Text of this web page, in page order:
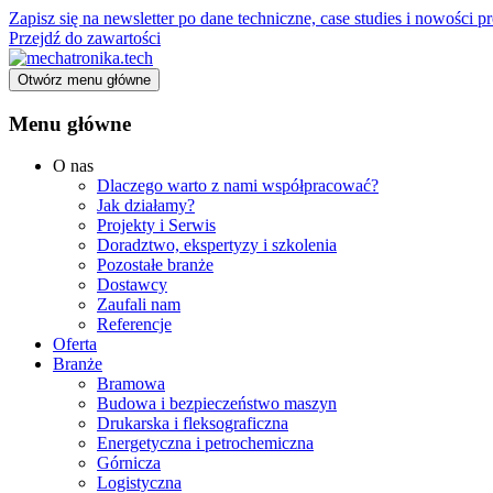
Zapisz się na newsletter po dane techniczne, case studies i nowości
Przejdź do zawartości
Otwórz menu główne
Menu główne
O nas
Dlaczego warto z nami współpracować?
Jak działamy?
Projekty i Serwis
Doradztwo, ekspertyzy i szkolenia
Pozostałe branże
Dostawcy
Zaufali nam
Referencje
Oferta
Branże
Bramowa
Budowa i bezpieczeństwo maszyn
Drukarska i fleksograficzna
Energetyczna i petrochemiczna
Górnicza
Logistyczna